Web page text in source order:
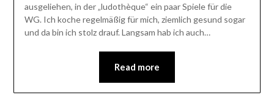
ausgeliehen, in der „ludothèque“ ein paar Spiele für die
WG. Ich koche regelmäßig für mich, ziemlich gesund sogar
und da bin ich stolz drauf. Langsam hab ich auch…
Read more